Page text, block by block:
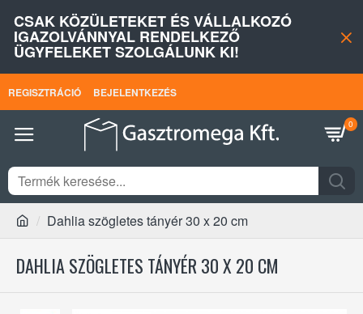
CSAK KÖZÜLETEKET ÉS VÁLLALKOZÓ
IGAZOLVÁNNYAL RENDELKEZŐ
ÜGYFELEKET SZOLGÁLUNK KI!
REGISZTRÁCIÓ BEJELENTKEZÉS
0
Dahlia szögletes tányér 30 x 20 cm
DAHLIA SZÖGLETES TÁNYÉR 30 X 20 CM